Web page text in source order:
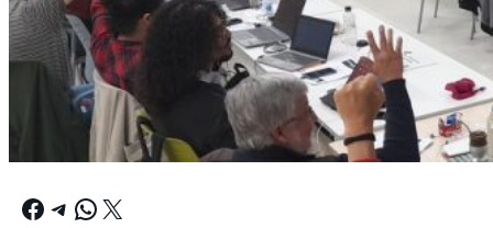
Facebook Telegram WhatsApp X